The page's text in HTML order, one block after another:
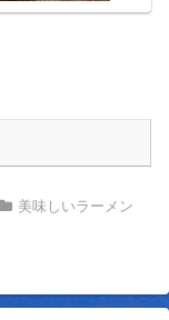
美味しいラーメン